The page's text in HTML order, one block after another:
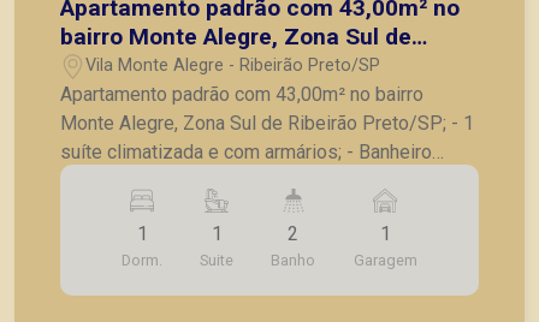
Apartamento padrão com 43,00m² no
bairro Monte Alegre, Zona Sul de
Ribeirão Preto/SP;
Vila Monte Alegre - Ribeirão Preto/SP
Apartamento padrão com 43,00m² no bairro
Monte Alegre, Zona Sul de Ribeirão Preto/SP; - 1
suíte climatizada e com armários; - Banheiro
social; - Sala com sofá, painel e tv; - Cozinha com
armários, fogão, microondas e geladeira; - Área
de serviços; - 1 vaga de garagem. A Piramid tem
como objetivo atender seus clientes com
agilidade e segurança, em locação, vendas de
1
Dorm.
1
Suite
2
Banho
1
Garagem